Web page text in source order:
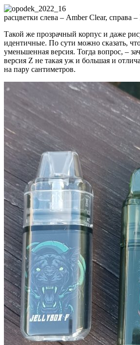
расцветки слева – Amber Clear, справа
Такой же прозрачный корпус и даже
идентичные. По сути можно сказать,
уменьшенная версия. Тогда вопрос, –
версия Z не такая уж и большая и
на пару сантиметров.